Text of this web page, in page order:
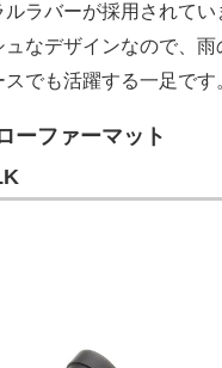
ラバーが採用されてい
なデザインなので、雨
でも活躍する一足です
ーファーマット